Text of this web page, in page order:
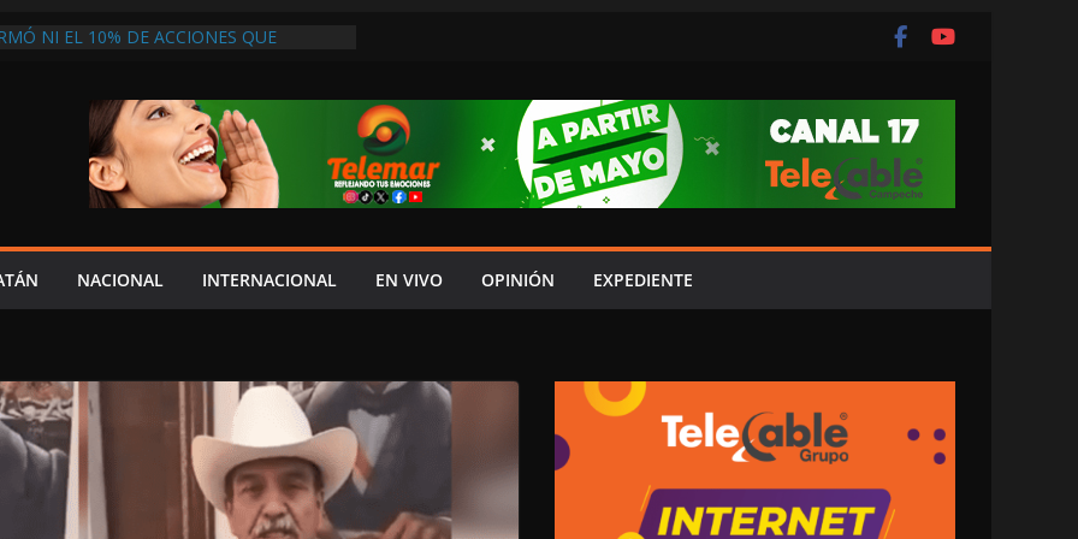
NI EL 10% DE ACCIONES QUE
DE OSORIO EN PUEBLA
MORENISTA Y EXIGEN SU
MANDATO
OPORTUNIDAD DE VIVIR”: MADRE
EN ATENCIÓN DEL IMSS TRAS PERDER
CARPETA DE INVESTIGACIÓN POR
NACIONAL INTERNACIONAL EN VIVO OPINIÓN EXPEDIENTE